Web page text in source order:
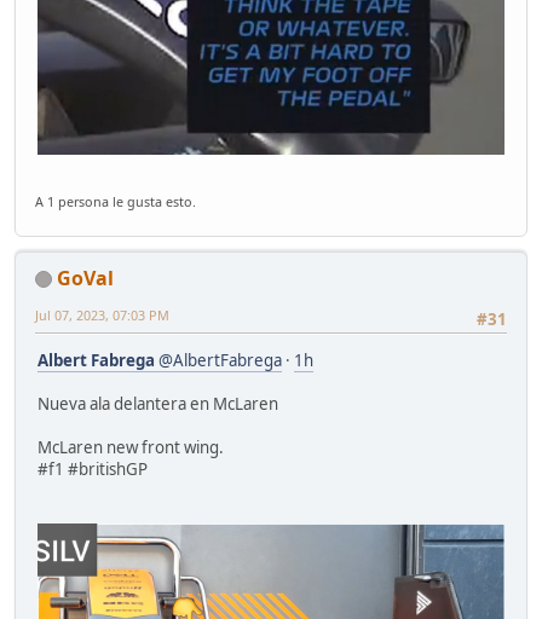
A 1 persona le gusta esto.
GoVal
#31
Jul 07, 2023, 07:03 PM
Albert Fabrega @AlbertFabrega · 1h
Nueva ala delantera en McLaren
McLaren new front wing.
#f1 #britishGP